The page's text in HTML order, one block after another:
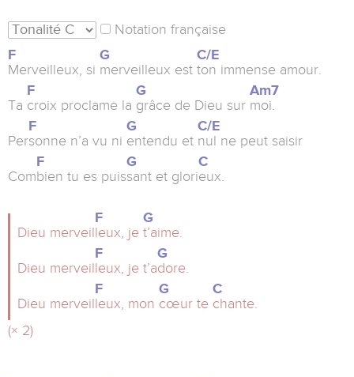
Notation française
F
G
C/E
Merveilleux, si merveilleux est ton immense amour.
F
G
Am7
Ta croix proclame la grâce de Dieu sur moi.
F
G
C/E
Personne n’a vu ni entendu et nul ne peut saisir
F
G
C
Combien tu es puissant et glorieux.
F
G
Dieu merveilleux, je t’aime.
F
G
Dieu merveilleux, je t’adore.
F
G
C
Dieu merveilleux, mon cœur te chante.
(× 2)